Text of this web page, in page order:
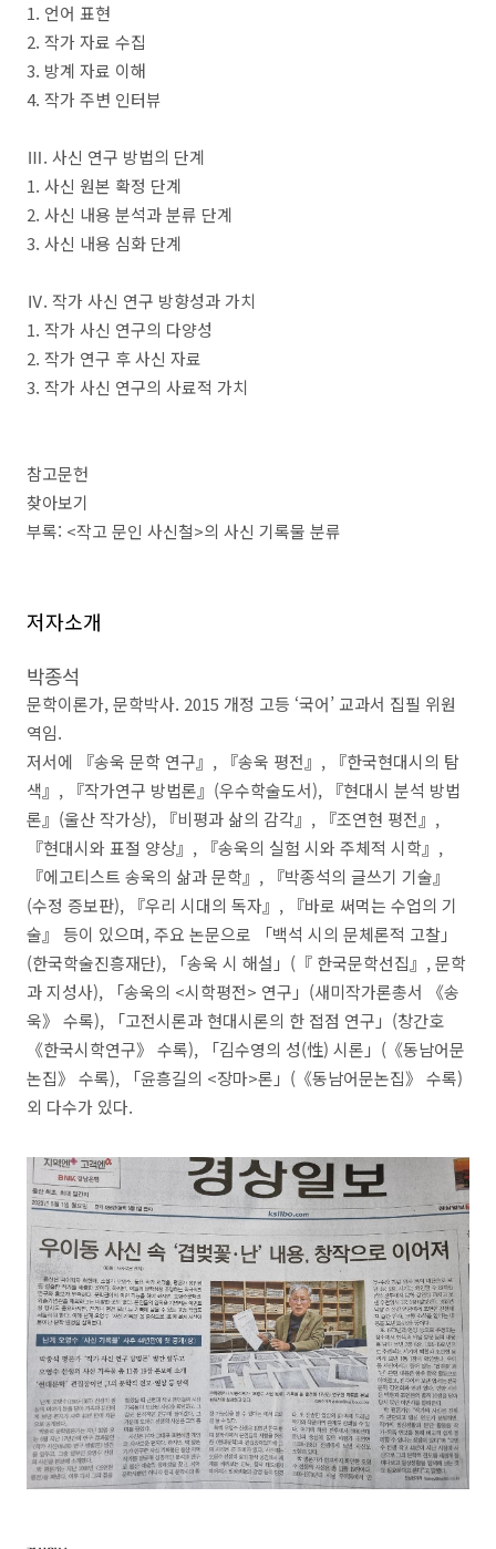
1. 언어 표현
2. 작가 자료 수집
3. 방계 자료 이해
4. 작가 주변 인터뷰
Ⅲ. 사신 연구 방법의 단계
1. 사신 원본 확정 단계
2. 사신 내용 분석과 분류 단계
3. 사신 내용 심화 단계
Ⅳ. 작가 사신 연구 방향성과 가치
1. 작가 사신 연구의 다양성
2. 작가 연구 후 사신 자료
3. 작가 사신 연구의 사료적 가치
참고문헌
찾아보기
부록: <작고 문인 사신철>의 사신 기록물 분류
저자소개
박종석
문학이론가,문학박사. 2015 개정 고등 ‘국어’교과서 집필 위원
역임.
저서에
『송욱 문학 연구』 , 『송욱 평전 』 , 『한국현대시의 탐
색』 , 『작가연구 방법론』 (우수학술도서), 『현대시 분석 방법
론』 (울산 작가상), 『비평과 삶의 감각』 , 『조연현 평전 』 ,
『현대시와 표절 양상』 , 『송욱의 실험 시와 주체적 시학』 ,
『에고티스트 송욱의 삶과 문학』 , 『박종석의 글쓰기 기술』
(수정 증보판), 『우리 시대의 독자』 , 『바로 써먹는 수업의 기
술』 등이 있으며,주요 논문으로 「백석 시의 문체론적 고찰」
(한국학술진흥재단), 「송욱 시 해설 」 ( 『 한국문학선집 』 ,문학
과 지성사), 「송욱의 <시학평전> 연구 」 (새미작가론총서 《송
욱》 수록), 「고전시론과 현대시론의 한 접점 연구 」 (창간호
《한국시학연구》 수록), 「김수영의 성(性) 시론 」 ( 《동남어문
논집》 수록), 「윤흥길의 <장마>론 」 ( 《동남어문논집》 수록)
외 다수가 있다.